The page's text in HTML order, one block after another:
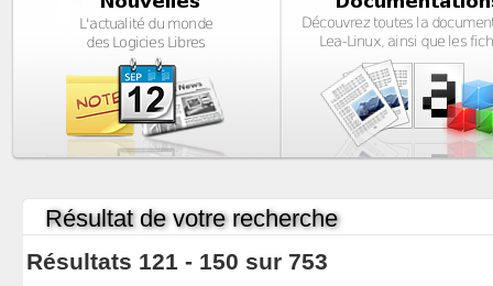
Résultat de votre recherche
Résultats 121 - 150 sur 753